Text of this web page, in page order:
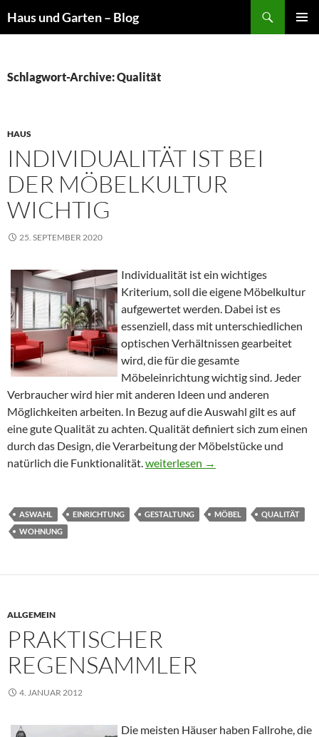
Haus und Garten – Blog
Schlagwort-Archive: Qualität
HAUS
INDIVIDUALITÄT IST BEI
DER MÖBELKULTUR
WICHTIG
25. SEPTEMBER 2020
Individualität ist ein wichtiges
Kriterium, soll die eigene Möbelkultur
aufgewertet werden. Dabei ist es
essenziell, dass mit unterschiedlichen
optischen Verhältnissen gearbeitet
wird, die für die gesamte
Möbeleinrichtung wichtig sind. Jeder
Verbraucher wird hier mit anderen Ideen und anderen
Möglichkeiten arbeiten. In Bezug auf die Auswahl gilt es auf
eine gute Qualität zu achten. Qualität definiert sich zum einen
durch das Design, die Verarbeitung der Möbelstücke und
natürlich die Funktionalität.Individualität ist bei der
weiterlesen →
ASWAHL EINRICHTUNG GESTALTUNG MÖBEL
QUALITÄT
WOHNUNG
ALLGEMEIN
PRAKTISCHER
REGENSAMMLER
4. JANUAR 2012
Die meisten Häuser haben Fallrohe, die